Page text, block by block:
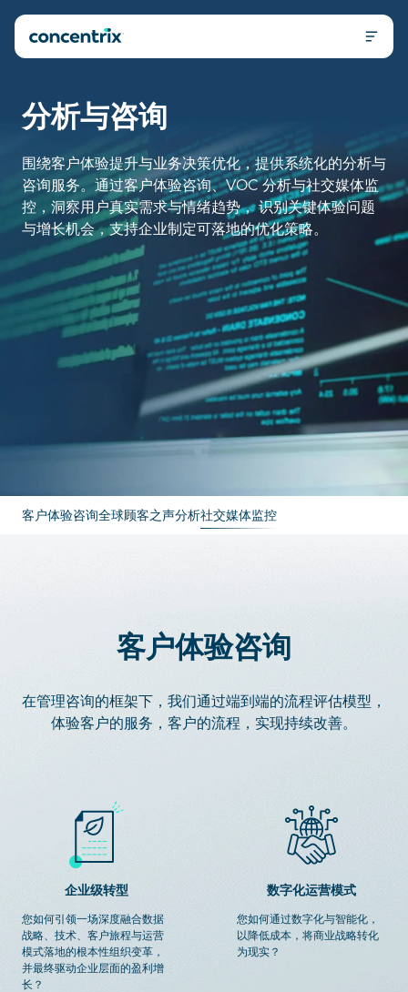
我们的业务
客户互动解决方案与运营
全渠道数字营销
人工智能解决方案
B2B销售 即将推出！
标注业务 即将推出！
iX 产品套件
iX Hero
关于我们
关于Concentrix
媒体中心
招贤纳士
联系我们
电话 +86 400-811-3499
分析与咨询
围绕客户体验提升与业务决策优化，提供系统化的分析与
咨询服务。通过客户体验咨询、VOC 分析与社交媒体监
控，洞察用户真实需求与情绪趋势， 识别关键体验问题
与增长机会，支持企业制定可落地的优化策略。
客户体验咨询全球顾客之声分析社交媒体监控
客户体验咨询
在管理咨询的框架下，我们通过端到端的流程评估模型，
体验客户的服务，客户的流程，实现持续改善。
企业级转型
您如何引领一场深度融合数据
战略、技术、客户旅程与运营
模式落地的根本性组织变革，
并最终驱动企业层面的盈利增
长？
数字化运营模式
您如何通过数字化与智能化，
以降低成本，将商业战略转化
为现实？